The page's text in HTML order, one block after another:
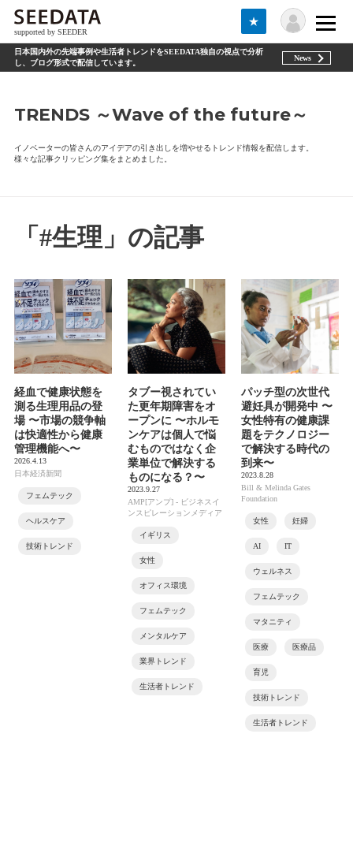
supported by SEEDER
★
日本国内外の先端事例や生活者トレンドをSEEDATA独自の視点で分析
し、ブログ形式で配信しています。
News
TRENDS ～Wave of the future～
イノベーターの皆さんのアイデアの引き出しを増やせるトレンド情報を配信します。
様々な記事クリッピング集をまとめました。
「#生理」の記事
経血で健康状態を
測る生理用品の登
場 〜市場の競争軸
は快適性から健康
管理機能へ〜
2026.4.13
日本経済新聞
フェムテック
ヘルスケア
技術トレンド
タブー視されてい
た更年期障害をオ
ープンに 〜ホルモ
ンケアは個人で悩
むものではなく企
業単位で解決する
ものになる？〜
2023.9.27
AMP[アンプ] - ビジネスイ
ンスピレーションメディア
イギリス
女性
オフィス環境
フェムテック
メンタルケア
業界トレンド
生活者トレンド
パッチ型の次世代
避妊具が開発中 〜
女性特有の健康課
題をテクノロジー
で解決する時代の
到来〜
2023.8.28
Bill & Melinda Gates
Foundation
女性 妊婦
AI IT
ウェルネス
フェムテック
マタニティ
医療 医療品
育児
技術トレンド
生活者トレンド